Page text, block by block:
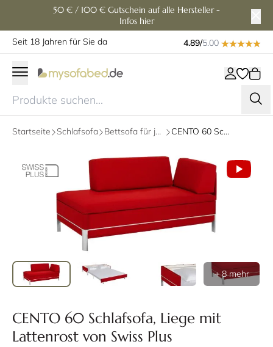
50 € / 100 € Gutschein auf alle Hersteller -
Infos hier
Seit 18 Jahren für Sie da
4.89/5.00
Startseite Schlafsofa Bettsofa für jeden Tag CENTO 60 Schlafsofa, Liege mit Lattenrost von Swiss Plus
+ 8 mehr
CENTO 60 Schlafsofa, Liege mit
Lattenrost von Swiss Plus